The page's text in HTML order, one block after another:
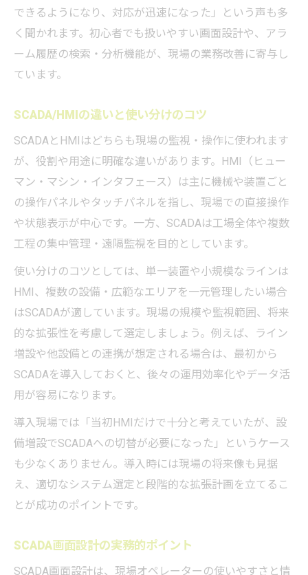
できるようになり、対応が迅速になった」という声も多
く聞かれます。初心者でも扱いやすい画面設計や、アラ
ーム履歴の検索・分析機能が、現場の業務改善に寄与し
ています。
SCADA/HMIの違いと使い分けのコツ
SCADAとHMIはどちらも現場の監視・操作に使われます
が、役割や用途に明確な違いがあります。HMI（ヒュー
マン・マシン・インタフェース）は主に機械や装置ごと
の操作パネルやタッチパネルを指し、現場での直接操作
や状態表示が中心です。一方、SCADAは工場全体や複数
工程の集中管理・遠隔監視を目的としています。
使い分けのコツとしては、単一装置や小規模なラインは
HMI、複数の設備・広範なエリアを一元管理したい場合
はSCADAが適しています。現場の規模や監視範囲、将来
的な拡張性を考慮して選定しましょう。例えば、ライン
増設や他設備との連携が想定される場合は、最初から
SCADAを導入しておくと、後々の運用効率化やデータ活
用が容易になります。
導入現場では「当初HMIだけで十分と考えていたが、設
備増設でSCADAへの切替が必要になった」というケース
も少なくありません。導入時には現場の将来像も見据
え、適切なシステム選定と段階的な拡張計画を立てるこ
とが成功のポイントです。
SCADA画面設計の実務的ポイント
SCADA画面設計は、現場オペレーターの使いやすさと情